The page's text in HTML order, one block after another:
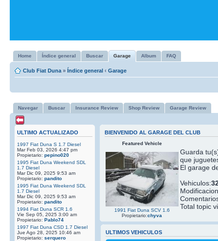
Home Índice general Buscar Garage Album FAQ
Club Fiat Duna » Índice general ‹ Garage
Navegar Buscar Insurance Review Shop Review Garage Review
ULTIMO ACTUALIZADO
1997 Fiat Duna S 1.7 Diesel
Mar Feb 03, 2026 4:47 pm
Propietario: pepino020
1995 Fiat Duna Weekend SDL
1.7 Diesel
Mar Dic 09, 2025 9:53 am
Propietario: pandito
1995 Fiat Duna Weekend SDL
1.7 Diesel
Mar Dic 09, 2025 9:53 am
Propietario: pandito
1994 Fiat Duna SCR 1.6
Vie Sep 05, 2025 3:00 am
Propietario: Pablo74
1997 Fiat Duna CSD 1.7 Diesel
Jue Ago 28, 2025 10:46 am
Propietario: serquero
BIENVENIDO AL GARAGE DEL CLUB
Featured Vehicle
1991 Fiat Duna SCV 1.6
Propietario:chyva
Guarda
que
El garage
Vehiculos:
Total topic
ULTIMOS VEHICULOS